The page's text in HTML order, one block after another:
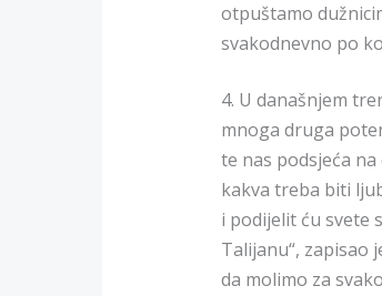
otpuštamo
svakodnevno po
4. U današnjem
mnoga druga
te nas podsjeća
kakva treba biti
i podijelit ću svete
Talijanu“, zapisao
da molimo za